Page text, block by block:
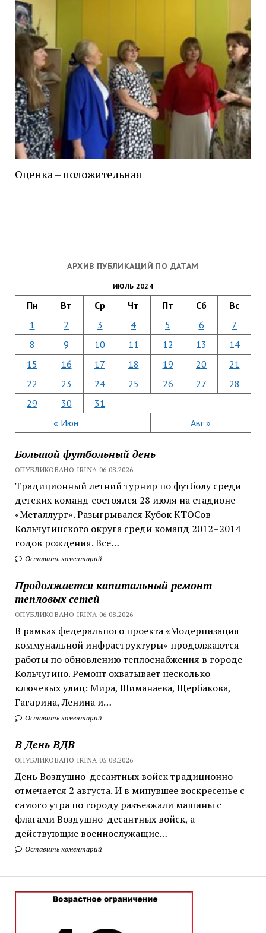
АРХИВ ПУБЛИКАЦИЙ ПО ДАТАМ
ИЮЛЬ 2024
Пн Вт Ср Чт Пт Сб Вс
« Июн Авг »
1 2 3 4 5 6
7
8
9 10 11 12 13
14
15
16 17 18 19 20
21
22
23 24 25 26 27
28
29
30 31
Большой футбольный день
ОПУБЛИКОВАНО IRINA 06.08.2026
Традиционный летний турнир по футболу среди
детских команд состоялся 28 июля на стадионе
«Металлург». Разыгрывался Кубок КТОСов
Кольчугинского округа среди команд 2012–2014
годов рождения. Все…
Оставить коментарий
Продолжается капитальный ремонт
тепловых сетей
ОПУБЛИКОВАНО IRINA 06.08.2026
В рамках федерального проекта «Модернизация
коммунальной инфраструктуры» продолжаются
работы по обновлению теплоснабжения в городе
Кольчугино. Ремонт охватывает несколько
ключевых улиц: Мира, Шиманаева, Щербакова,
Гагарина, Ленина и…
Оставить коментарий
В День ВДВ
ОПУБЛИКОВАНО IRINA 05.08.2026
День Воздушно-десантных войск традиционно
отмечается 2 августа. И в минувшее воскресенье с
самого утра по городу разъезжали машины с
флагами Воздушно-десантных войск, а
действующие военнослужащие…
Оставить коментарий
Оценка – положительная